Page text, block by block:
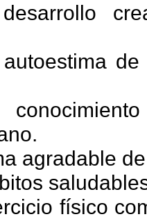
agradable
físico